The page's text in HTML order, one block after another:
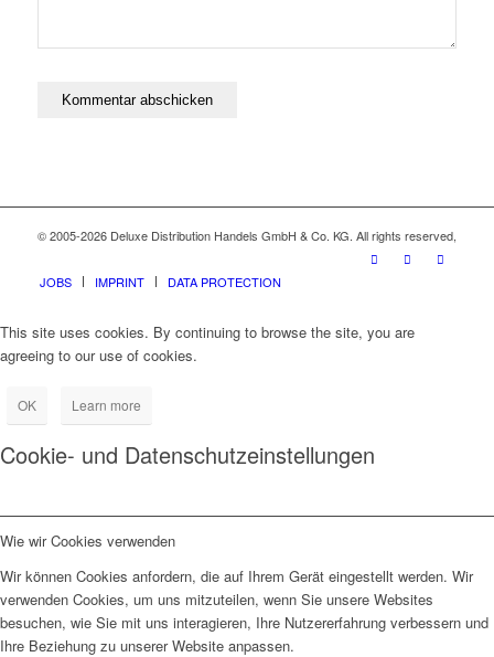
© 2005-2026 Deluxe Distribution Handels GmbH & Co. KG. All rights reserved,
JOBS IMPRINT DATA PROTECTION
This site uses cookies. By continuing to browse the site, you are
agreeing to our use of cookies.
OK Learn more
Cookie- und Datenschutzeinstellungen
Wie wir Cookies verwenden
Wir können Cookies anfordern, die auf Ihrem Gerät eingestellt werden. Wir
verwenden Cookies, um uns mitzuteilen, wenn Sie unsere Websites
besuchen, wie Sie mit uns interagieren, Ihre Nutzererfahrung verbessern und
Ihre Beziehung zu unserer Website anpassen.